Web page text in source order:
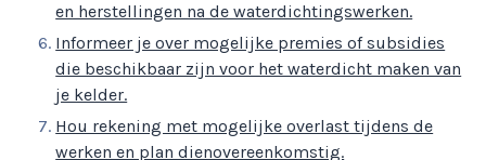
en herstellingen na de waterdichtingswerken.
Informeer je over mogelijke premies of subsidies
die beschikbaar zijn voor het waterdicht maken van
je kelder.
Hou rekening met mogelijke overlast tijdens de
werken en plan dienovereenkomstig.